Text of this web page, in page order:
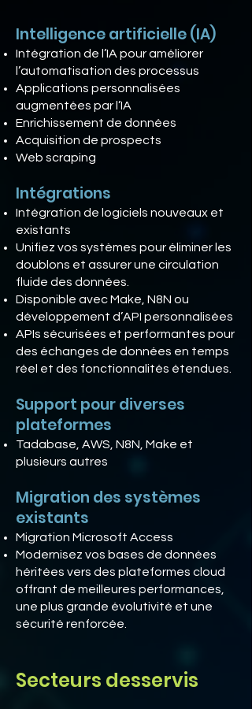
Intelligence artificielle (IA)
Intégration de l’IA pour améliorer
l’automatisation des processus
Applications personnalisées
augmentées par l’IA
Enrichissement de données
Acquisition de prospects
Web scraping
Intégrations
Intégration de logiciels nouveaux et
existants
Unifiez vos systèmes pour éliminer les
doublons et assurer une circulation
fluide des données.
Disponible avec Make, N8N ou
développement d’API personnalisées
APIs sécurisées et performantes pour
des échanges de données en temps
réel et des fonctionnalités étendues.
Support pour diverses
plateformes
Tadabase, AWS, N8N, Make et
plusieurs autres
Migration des systèmes
existants
Migration Microsoft Access
Modernisez vos bases de données
héritées vers des plateformes cloud
offrant de meilleures performances,
une plus grande évolutivité et une
sécurité renforcée.
Secteurs desservis